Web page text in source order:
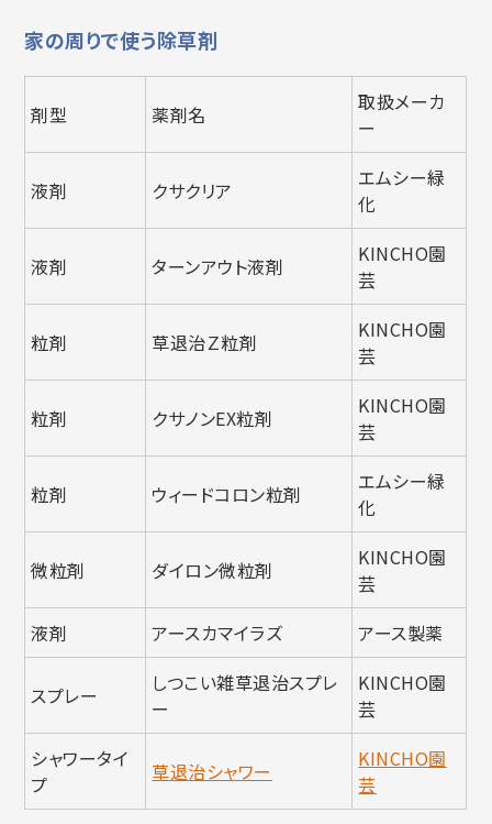
家の周りで使う除草剤
剤型 薬剤名
取扱メーカ
ー
液剤 クサクリア
エムシー緑
化
液剤 ターンアウト液剤
KINCHO園
芸
粒剤 草退治Ｚ粒剤
KINCHO園
芸
粒剤 クサノンEX粒剤
KINCHO園
芸
粒剤 ウィードコロン粒剤
エムシー緑
化
微粒剤 ダイロン微粒剤
KINCHO園
芸
液剤
アースカマイラズ アース製薬
スプレー
しつこい雑草退治スプレ
ー
KINCHO園
芸
シャワータイ
プ
草退治シャワー
KINCHO園
芸